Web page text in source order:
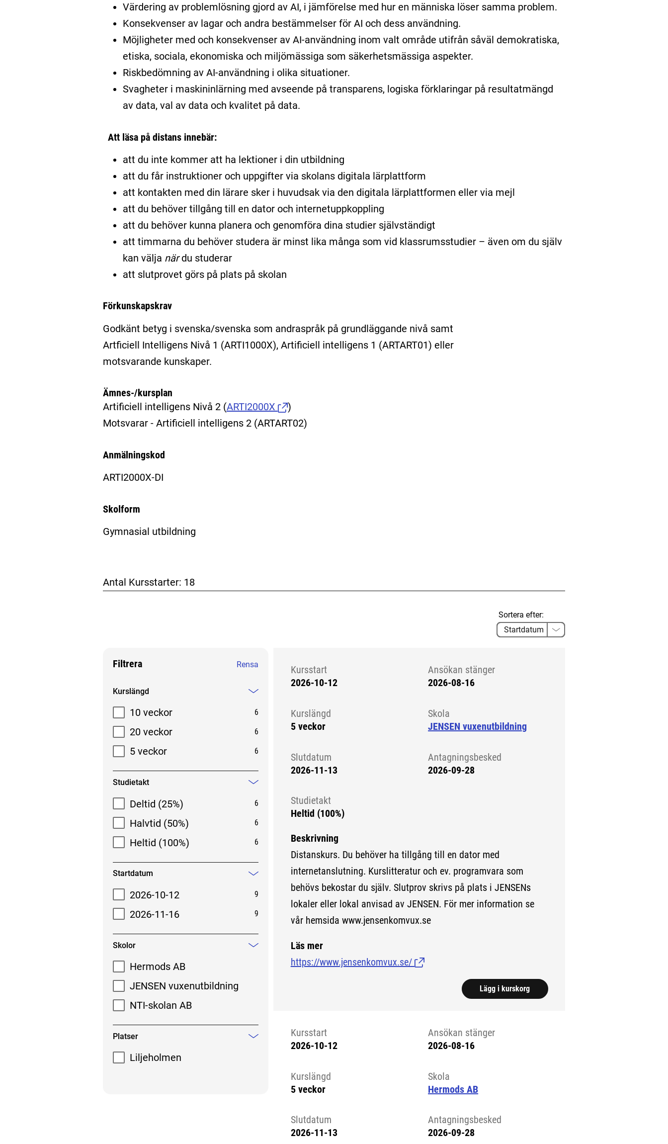
Värdering av problemlösning gjord av AI, i jämförelse med hur en människa löser samma problem.
Konsekvenser av lagar och andra bestämmelser för AI och dess användning.
Möjligheter med och konsekvenser av AI-användning inom valt område utifrån såväl demokratiska,
etiska, sociala, ekonomiska och miljömässiga som säkerhetsmässiga aspekter.
Riskbedömning av AI-användning i olika situationer.
Svagheter i maskininlärning med avseende på transparens, logiska förklaringar på resultatmängd
av data, val av data och kvalitet på data.
Att läsa på distans innebär:
att du inte kommer att ha lektioner i din utbildning
att du får instruktioner och uppgifter via skolans digitala lärplattform
att kontakten med din lärare sker i huvudsak via den digitala lärplattformen eller via mejl
att du behöver tillgång till en dator och internetuppkoppling
att du behöver kunna planera och genomföra dina studier självständigt
att timmarna du behöver studera är minst lika många som vid klassrumsstudier – även om du själv
kan välja närdu studerar
att slutprovet görs på plats på skolan
Förkunskapskrav
Godkänt betyg i svenska/svenska som andraspråk på grundläggande nivå samt
Artficiell Intelligens Nivå 1 (ARTI1000X), Artificiell intelligens 1 (ARTART01) eller
motsvarande kunskaper.
Ämnes-/kursplan
Artificiell intelligens Nivå 2 (ARTI2000X
)
Motsvarar - Artificiell intelligens 2 (ARTART02)
Anmälningskod
ARTI2000X-DI
Skolform
Gymnasial utbildning
Antal Kursstarter: 18
Sortera efter:
Filtrera Rensa
Filtrera sökresultat
Kurslängd
10 veckor
6
20 veckor 6
5 veckor 6
Studietakt
Deltid (25%)
6
Halvtid (50%) 6
Heltid (100%) 6
Startdatum
Mindre information
2026-10-12
9
2026-11-16 9
Skolor
Mindre information
Hermods AB
JENSEN vuxenutbildning
NTI-skolan AB
Platser
Mindre information
Liljeholmen
Kursstart
2026-10-12
Ansökan stänger
2026-08-16
Kurslängd
5 veckor
Skola
JENSEN vuxenutbildning
Slutdatum
2026-11-13
Antagningsbesked
2026-09-28
Studietakt
Heltid (100%)
Beskrivning
Distanskurs. Du behöver ha tillgång till en dator med
internetanslutning. Kurslitteratur och ev. programvara som
behövs bekostar du själv. Slutprov skrivs på plats i JENSENs
lokaler eller lokal anvisad av JENSEN. För mer information se
vår hemsida www.jensenkomvux.se
Läs mer
https://www.jensenkomvux.se/ (Länk till extern sida.)
Lägg i kurskorg
Kursstart
2026-10-12
Ansökan stänger
2026-08-16
Kurslängd
5 veckor
Skola
Hermods AB
Slutdatum
2026-11-13
Antagningsbesked
2026-09-28